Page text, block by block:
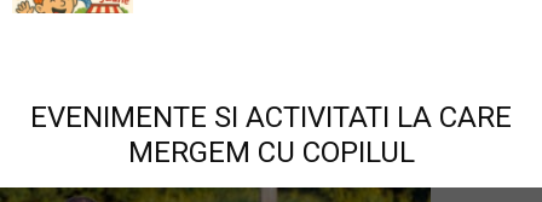
EVENIMENTE SI ACTIVITATI LA CARE
MERGEM CU COPILUL